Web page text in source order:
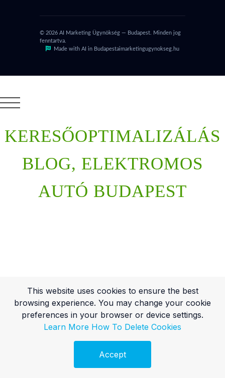
© 2026 AI Marketing Ügynökség — Budapest. Minden jog
fenntartva.
Made with AI in Budapestaimarketingugynokseg.hu
KERESŐOPTIMALIZÁLÁS
BLOG, ELEKTROMOS
AUTÓ BUDAPEST
This website uses cookies to ensure the best
browsing experience. You may change your cookie
preferences in your browser or device settings.
Learn More How To Delete Cookies
Accept